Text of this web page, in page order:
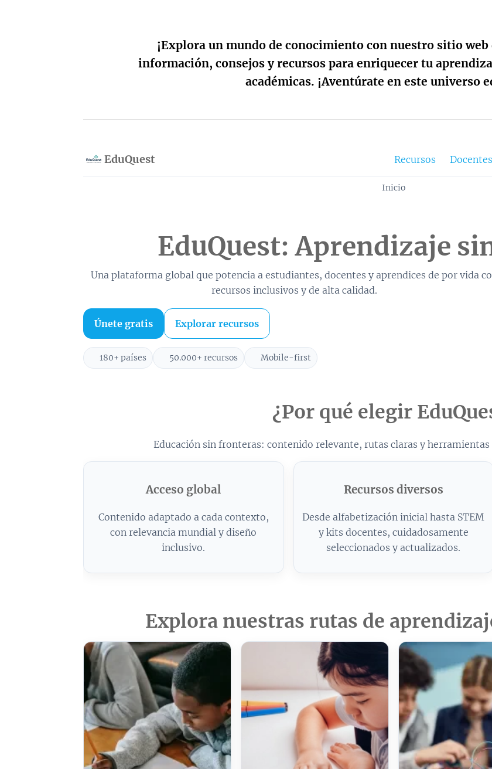
¡Explora un mundo de conocimiento con nuestro sitio
información, consejos y recursos para enriquecer tu
académicas. ¡Aventúrate en este universo
EduQuest Recursos Docentes
Inicio
EduQuest: Aprendizaje
Una plataforma global que potencia a estudiantes, docentes y aprendices de por vida
recursos inclusivos y de alta calidad.
Únete gratis Explorar recursos
180+ países 50.000+ recursos Mobile-first
¿Por qué elegir
Educación sin fronteras: contenido relevante, rutas claras y
Acceso global
Contenido adaptado a cada contexto,
con relevancia mundial y diseño
inclusivo.
Recursos diversos
Desde alfabetización inicial hasta STEM
y kits docentes, cuidadosamente
seleccionados y actualizados.
Explora nuestras rutas de